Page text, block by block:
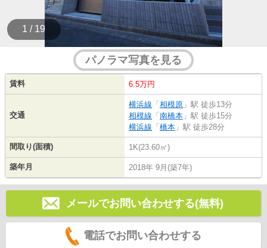
1 / 19
パノラマ写真を見る
賃料 6.5万円
交通
横浜線 「 相模原 」駅 徒歩13分
相模線 「 南橋本 」駅 徒歩15分
横浜線 「 橋本 」駅 徒歩28分
間取り(面積) 1K(23.60㎡)
築年月 2018年 9月(築7年)
メールでお問い合わせする(無料)
電話でお問い合わせする